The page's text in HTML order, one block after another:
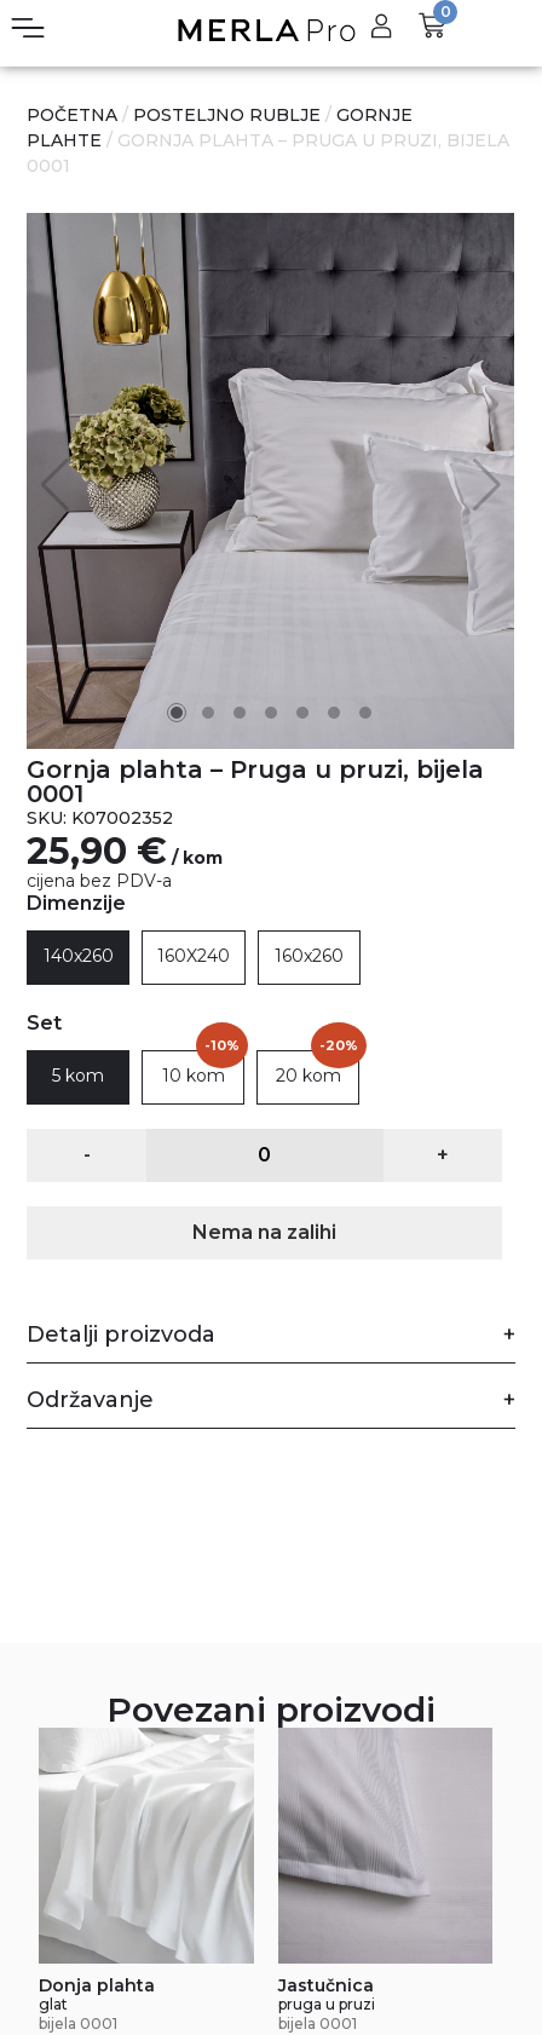
0
POČETNA / POSTELJNO RUBLJE /GORNJE
PLAHTE / GORNJA PLAHTA – PRUGA U PRUZI, BIJELA
0001
Gornja plahta – Pruga u pruzi, bijela
0001
SKU: K07002352
25,90 € / kom
cijena bez PDV-a
Dimenzije
140x260 160X240 160x260
Set
5 kom 10 kom
-10%
20 kom
-20%
- +
Nema na zalihi
Detalji proizvoda
Održavanje
Povezani proizvodi
Donja plahta
glat
bijela 0001
Jastučnica
pruga u pruzi
bijela 0001